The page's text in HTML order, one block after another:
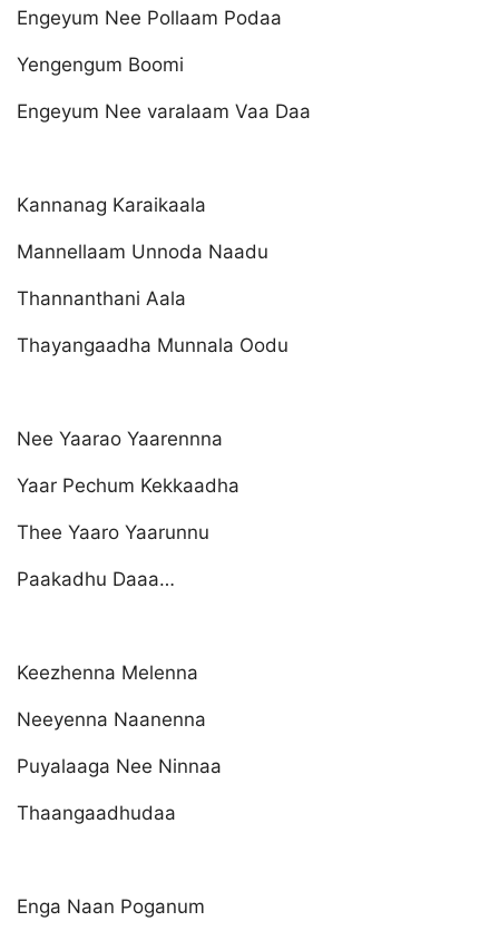
Engeyum Nee Pollaam Podaa
Yengengum Boomi
Engeyum Nee varalaam Vaa Daa
Kannanag Karaikaala
Mannellaam Unnoda Naadu
Thannanthani Aala
Thayangaadha Munnala Oodu
Nee Yaarao Yaarennna
Yaar Pechum Kekkaadha
Thee Yaaro Yaarunnu
Paakadhu Daaa…
Keezhenna Melenna
Neeyenna Naanenna
Puyalaaga Nee Ninnaa
Thaangaadhudaa
Enga Naan Poganum